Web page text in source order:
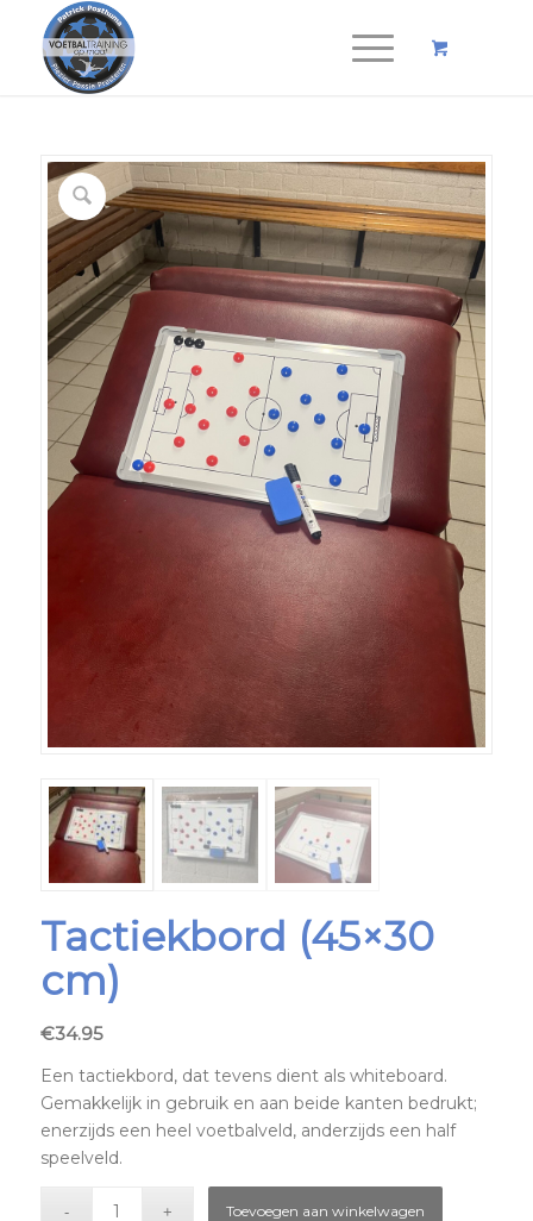
Tactiekbord (45×30
cm)
€34.95
Een tactiekbord, dat tevens dient als whiteboard.
Gemakkelijk in gebruik en aan beide kanten bedrukt;
enerzijds een heel voetbalveld, anderzijds een half
speelveld.
Toevoegen aan winkelwagen